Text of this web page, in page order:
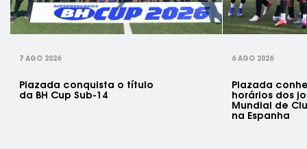
7 AGO 2026
Piazada conquista o título
da BH Cup Sub-14
6 AGO 2026
Piazada
horários dos
Mundial de
na Espanha